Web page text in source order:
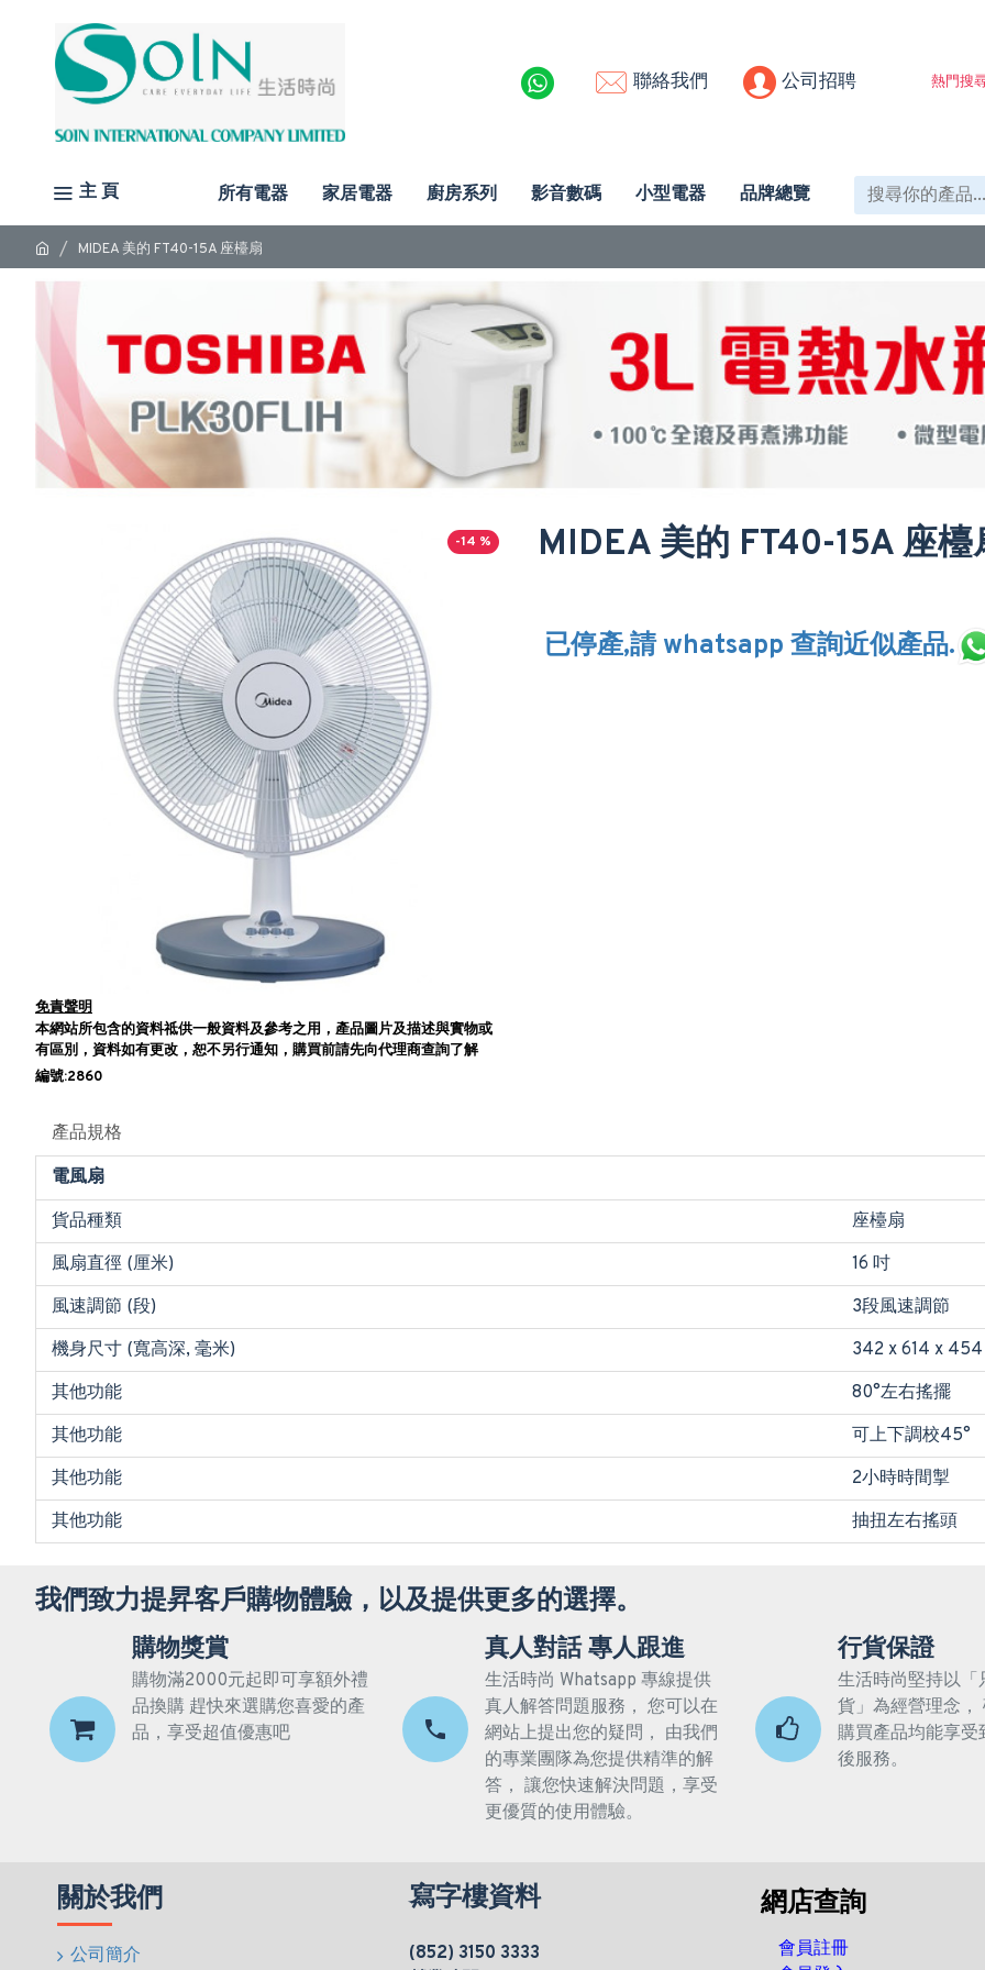
聯絡我們 公司招聘 熱門搜
主 頁 所有電器 家居電器 廚房系列 影音數碼 小型電器 品牌總覽
MIDEA 美的 FT40-15A 座檯扇
-14 %
免責聲明
本網站所包含的資料祗供一般資料及參考之用，產品圖片及描述與實物或
有區別，資料如有更改，恕不另行通知，購買前請先向代理商查詢了解
編號:2860
MIDEA 美的 FT40-15A 座檯
已停產,請 whatsapp 查詢近似產品.
產品規格
電風扇
貨品種類
座檯扇
風扇直徑 (厘米)
16 吋
風速調節 (段)
3段風速調節
機身尺寸 (寬高深, 毫米)
342 x 614 x 454
其他功能
80°左右搖擺
其他功能
可上下調校45°
其他功能
2小時時間掣
其他功能
抽扭左右搖頭
我們致力提昇客戶購物體驗，以及提供更多的選擇。
購物獎賞
購物滿2000元起即可享額外禮
品換購 趕快來選購您喜愛的產
品，享受超值優惠吧
真人對話 專人跟進
生活時尚 Whatsapp 專線提供
真人解答問題服務， 您可以在
網站上提出您的疑問， 由我們
的專業團隊為您提供精準的解
答， 讓您快速解決問題，享受
更優質的使用體驗。
行貨保證
生活時尚堅持以「
貨」為經營理念，
購買產品均能享受
後服務。
關於我們
公司簡介
寫字樓資料
(852) 3150 3333
網店查詢
會員註冊